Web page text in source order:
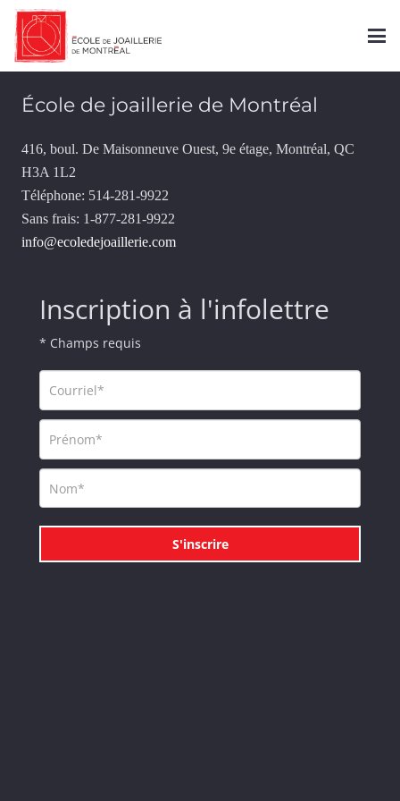
Contact
École de joaillerie de Montréal
416, boul. De Maisonneuve Ouest, 9e étage, Montréal, QC
H3A 1L2
Téléphone: 514-281-9922
Sans frais: 1-877-281-9922
info@ecoledejoaillerie.com
Inscription à l'infolettre
* Champs requis
S'inscrire